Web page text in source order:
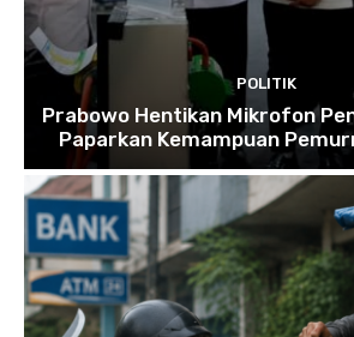
POLITIK
Prabowo Hentikan Mikrofon
Paparkan Kemampuan